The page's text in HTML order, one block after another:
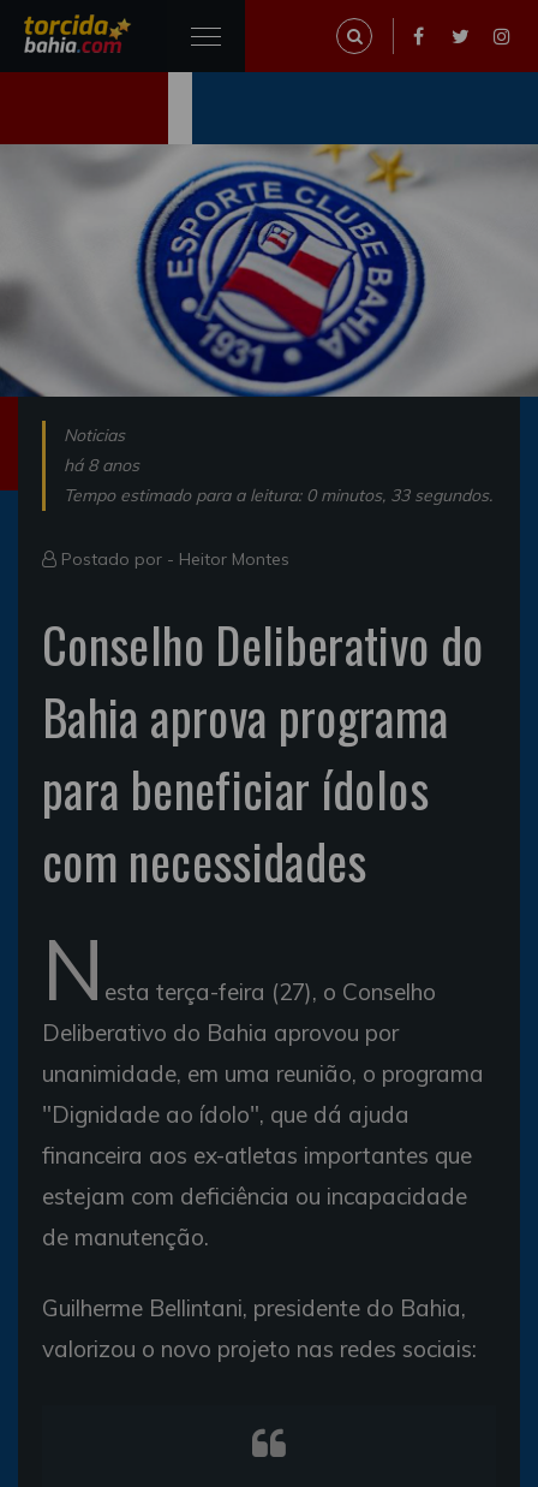
Noticias
há 8 anos
Tempo estimado para a leitura: 0 minutos, 33 segundos.
Postado por - Heitor Montes
Conselho Deliberativo do
Bahia aprova programa
para beneficiar ídolos
com necessidades
N esta terça-feira (27), o Conselho
Deliberativo do Bahia aprovou por
unanimidade, em uma reunião, o programa
"Dignidade ao ídolo", que dá ajuda
financeira aos ex-atletas importantes que
estejam com deficiência ou incapacidade
de manutenção.
Guilherme Bellintani, presidente do Bahia,
valorizou o novo projeto nas redes sociais: